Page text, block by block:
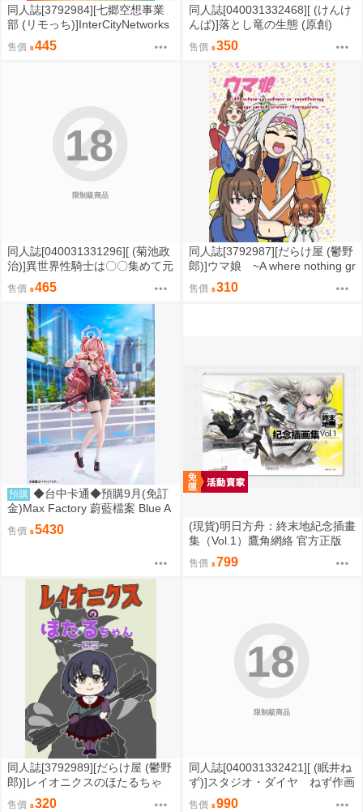
同人誌[3792984][七郷空想事業
部 (リモっち)]InterCityNetworks
2026Summer (鐵道)
售價 445
同人誌[040031332468][ (けんけ
んぱ)]落とし竜の生態 (原創)
售價 350
限制級商品
18
同人誌[040031331296][ (菊池政
治)]異世界性騎士は〇〇集めて元
の世界に帰りたい (原創)
售價 465
同人誌[3792987][だらけ屋 (鬱野
郎)]ウマ娘 ~A where nothing gr
and ever begins~ (Uma娘)
售價 310
預購 ◆台中卡通◆預購9月(免訂
金)Max Factory 蔚藍檔案 Blue A
rchive 綺羅羅 1/7 0906
售價 5430
(現貨)明日方舟：終末地紀念插畫
集（Vol.1）鷹角網絡 官方正版
插畫集 畫冊 簡體中文
售價 799
同人誌[3792989][だらけ屋 (鬱野
郎)]レイオニクスのほたるちゃ
ん 幕間 (偶像大師)
售價 320
限制級商品
18
同人誌[040031332421][ (眠井ね
ず)]スタジオ・ダイヤ ねず作画
作品総集編（仮） (原創)
售價 990